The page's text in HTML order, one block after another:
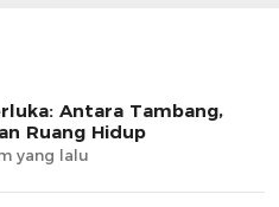
Antara Tambang,
Ruang Hidup
yang lalu